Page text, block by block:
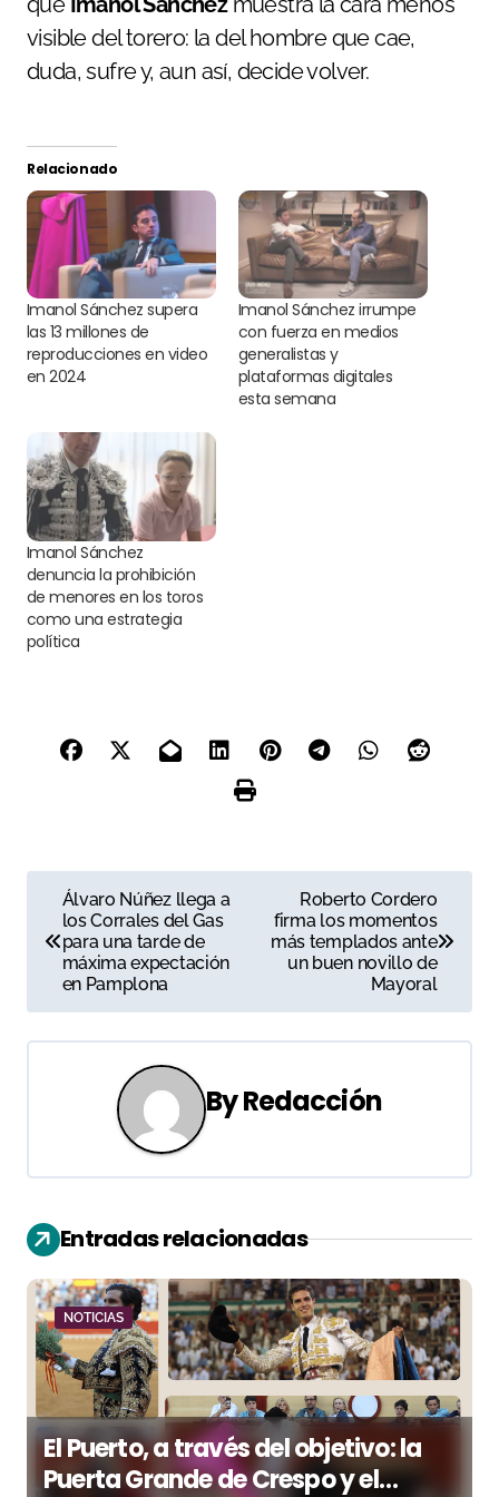
visible del torero: la del hombre que cae,
duda, sufre y, aun así, decide volver.
Relacionado
Imanol Sánchez supera
las 13 millones de
reproducciones en video
en 2024
Imanol Sánchez irrumpe
con fuerza en medios
generalistas y
plataformas digitales
esta semana
Imanol Sánchez
denuncia la prohibición
de menores en los toros
como una estrategia
política
a
e
c
i
ó
n
d
e
e
n
Álvaro Núñez llega a
los Corrales del Gas
para una tarde de
máxima expectación
en Pamplona
Roberto Cordero
firma los momentos
más templados ante
un buen novillo de
Mayoral
ByRedacción
Entradas relacionadas
NOTICIAS
El Puerto, a través del objetivo: la
Puerta Grande de Crespo y el